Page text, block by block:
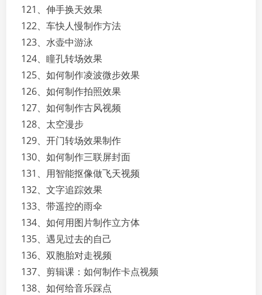
121、伸手换天效果
122、车快人慢制作方法
123、水壶中游泳
124、瞳孔转场效果
125、如何制作凌波微步效果
126、如何制作拍照效果
127、如何制作古风视频
128、太空漫步
129、开门转场效果制作
130、如何制作三联屏封面
131、用智能抠像做飞天视频
132、文字追踪效果
133、带遥控的雨伞
134、如何用图片制作立方体
135、遇见过去的自己
136、双胞胎对走视频
137、剪辑课：如何制作卡点视频
138、如何给音乐踩点